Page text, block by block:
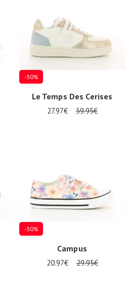
-30%
Le Temps Des Cerises
27.97€ 39.95€
-30%
Campus
20.97€ 29.95€